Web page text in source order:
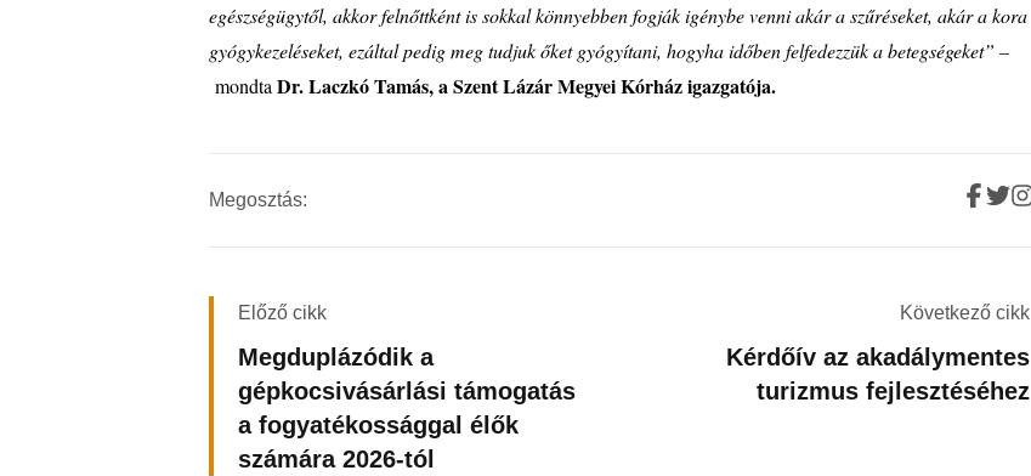
egészségügytől, akkor felnőttként is sokkal könnyebben fogják igénybe venni akár a szűréseket, akár a kora
gyógykezeléseket, ezáltal pedig meg tudjuk őket gyógyítani, hogyha időben felfedezzük a betegségeket” –
mondtaDr. Laczkó Tamás, a Szent Lázár Megyei Kórház igazgatója.
Megosztás:
Előző cikk
Megduplázódik a
gépkocsivásárlási támogatás
a fogyatékossággal élők
számára 2026-tól
Következő cikk
Kérdőív az akadálymentes
turizmus fejlesztéséhez